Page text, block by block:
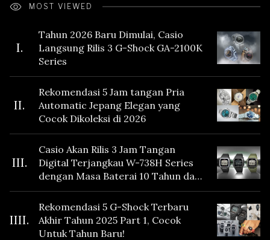
MOST VIEWED
I.
Tahun 2026 Baru Dimulai, Casio
Langsung Rilis 3 G-Shock GA-2100K
Series
II.
Rekomendasi 5 Jam tangan Pria
Automatic Jepang Elegan yang
Cocok Dikoleksi di 2026
III.
Casio Akan Rilis 3 Jam Tangan
Digital Terjangkau W-738H Series
dengan Masa Baterai 10 Tahun dan
Fitur Vibration
IIII.
Rekomendasi 5 G-Shock Terbaru
Akhir Tahun 2025 Part 1, Cocok
Untuk Tahun Baru!